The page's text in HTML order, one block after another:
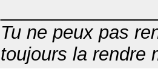
Tu ne peux pas
toujours la rendre